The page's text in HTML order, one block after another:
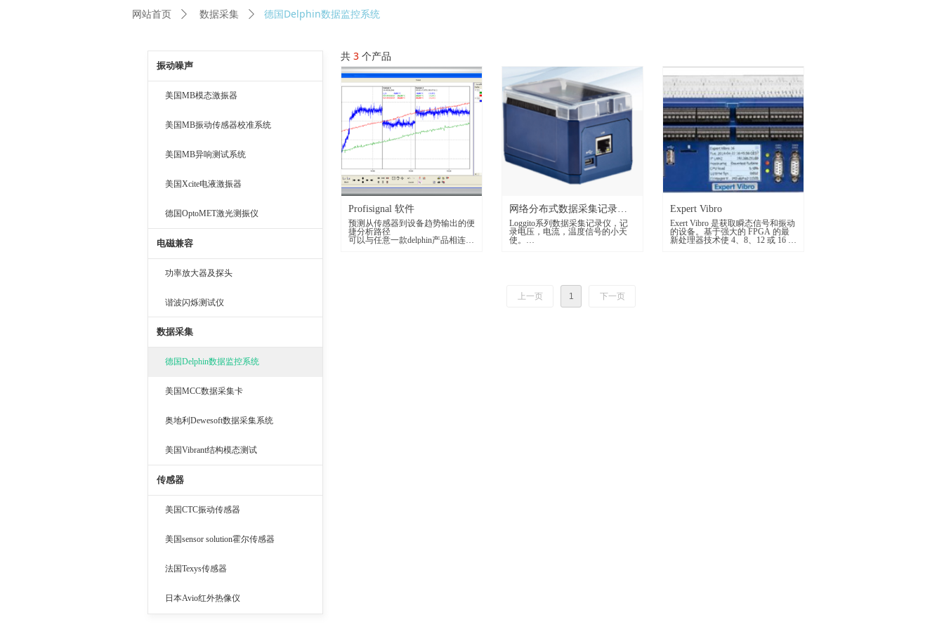
共 3 个产品
Profisignal 软件
预测从传感器到设备趋势输出的便
捷分析路径
可以与任意一款delphin产品相连接
网络分布式数据采集记录仪
Loggito
Loggito系列数据采集记录仪，记
录电压，电流，温度信号的小天
使。
Expert Vibro
Exert Vibro 是获取瞬态信号和振动
的设备。基于强大的 FPGA 的最
新处理器技术使 4、8、12 或 16 个
上一页 1 下一页
振动噪声
美国MB模态激振器
美国MB振动传感器校准系统
美国MB异响测试系统
美国Xcite电液激振器
德国OptoMET激光测振仪
电磁兼容
功率放大器及探头
谐波闪烁测试仪
数据采集
德国Delphin数据监控系统
美国MCC数据采集卡
奥地利Dewesoft数据采集系统
美国Vibrant结构模态测试
传感器
美国CTC振动传感器
美国sensor solution霍尔传感器
法国Texys传感器
日本Avio红外热像仪
网站首页 ꄲ 数据采集 ꄲ 德国Delphin数据监控系统